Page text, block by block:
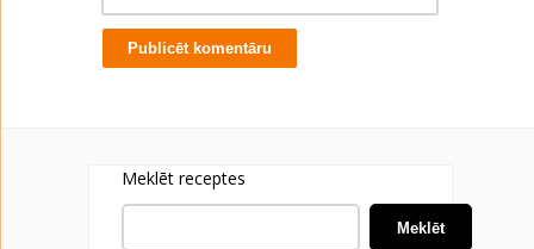
Meklēt receptes
Meklēt